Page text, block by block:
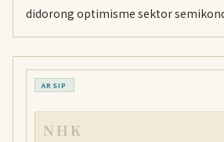
didorong optimisme sektor
AS-Tiongkok berlangsung, meski
minyak membebani saham lainnya.
ARSIP
NHK